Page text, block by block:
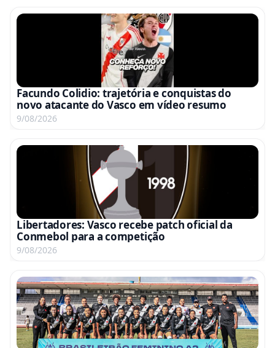
Facundo Colidio: trajetória e conquistas do
novo atacante do Vasco em vídeo resumo
9/08/2026
Libertadores: Vasco recebe patch oficial da
Conmebol para a competição
9/08/2026